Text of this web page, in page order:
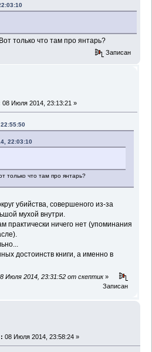
только что там про янтарь?
Записан
08 Июля 2014, 23:13:21 »
22:03:10
только что там про янтарь?
убийства, совершеного из-за
мухой внутри.
практически ничего нет (упоминания
достоинств книги, а именно в
Июля 2014, 23:31:52 от скептик»
Записан
08 Июля 2014, 23:58:24 »